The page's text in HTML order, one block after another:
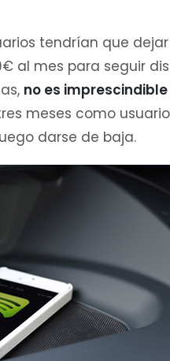
tendrían que
al mes para seguir
no es
meses como
darse de baja.